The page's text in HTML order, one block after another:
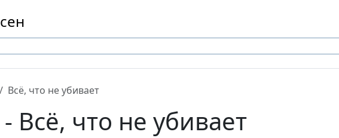
Всё, что не убивает
Всё, что не убивает